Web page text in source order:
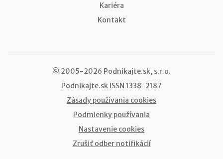
Kariéra
Kontakt
© 2005-2026 Podnikajte.sk, s.r.o.
Podnikajte.sk ISSN 1338-2187
Zásady používania cookies
Podmienky používania
Nastavenie cookies
Zrušiť odber notifikácií